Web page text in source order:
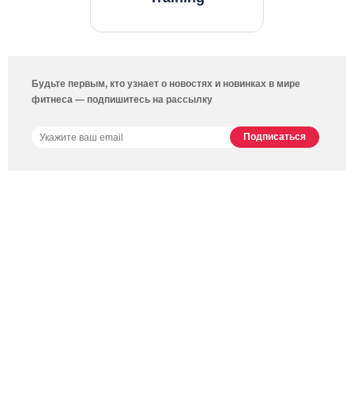
Будьте первым, кто узнает о новостях и новинках в мире
фитнеса — подпишитесь на рассылку